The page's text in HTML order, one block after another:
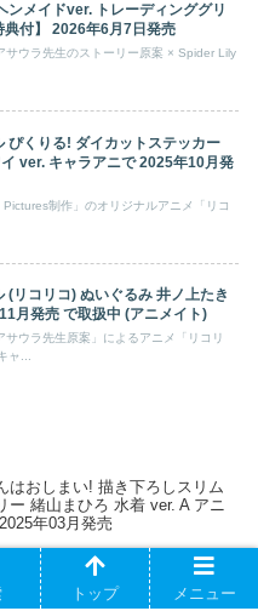
ンメイドver. トレーディンググリ
典付】 2026年6月7日発売
サウラ先生のストーリー原案 × Spider Lily
ぴくりる! ダイカットステッカー
ver. キャラアニで 2025年10月発
Pictures制作」のオリジナルアニメ「リコ
(リコリコ) ぬいぐるみ 井ノ上たき
月発売 で取扱中 (アニメイト)
サウラ先生原案」によるアニメ「リコリ
ャ...
はおしまい! 描き下ろしスリム
ー 緒山まひろ 水着 ver. A アニ
年03月発売
トップ メニュー